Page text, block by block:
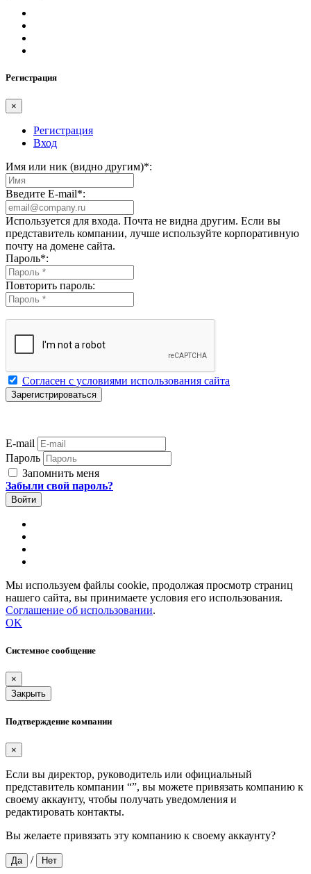
Регистрация
×
Регистрация
Вход
Имя или ник (видно другим)*:
Введите E-mail*:
Используется для входа. Почта не видна другим. Если вы
представитель компании, лучше используйте корпоративную
почту на домене сайта.
Пароль*:
Повторить пароль:
Согласен с условиями использования сайта
E-mail
Пароль
Запомнить меня
Забыли свой пароль?
Мы используем файлы cookie, продолжая просмотр страниц
нашего сайта, вы принимаете условия его использования.
Соглашение об использовании.
OK
Системное сообщение
×
Закрыть
Подтверждение компании
×
Если вы директор, руководитель или официальный
представитель компании “”, вы можете привязать компанию к
своему аккаунту, чтобы получать уведомления и
редактировать контакты.
Вы желаете привязать эту компанию к своему аккаунту?
Да / Нет